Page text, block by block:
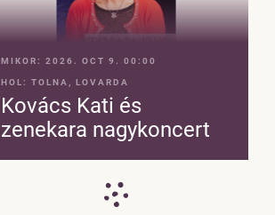
MIKOR: 2026. OCT 9. 00:00
HOL: TOLNA, LOVARDA
Kovács Kati és
zenekara nagykoncert